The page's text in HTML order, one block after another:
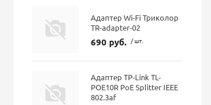
Адаптер Wi-Fi Триколор
TR-adapter-02
690 руб. / шт.
Адаптер TP-Link TL-
POE10R PoE Splitter IEEE
802.3af